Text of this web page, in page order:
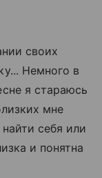
своих
Немного в
я стараюсь
мне
себя или
и понятна